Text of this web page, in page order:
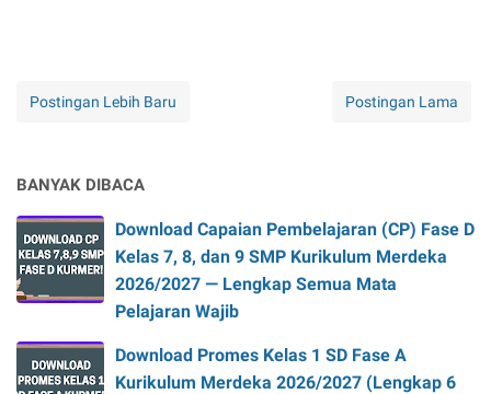
Postingan Lebih Baru Postingan Lama
BANYAK DIBACA
Download Capaian Pembelajaran (CP) Fase D
Kelas 7, 8, dan 9 SMP Kurikulum Merdeka
2026/2027 — Lengkap Semua Mata
Pelajaran Wajib
Download Promes Kelas 1 SD Fase A
Kurikulum Merdeka 2026/2027 (Lengkap 6